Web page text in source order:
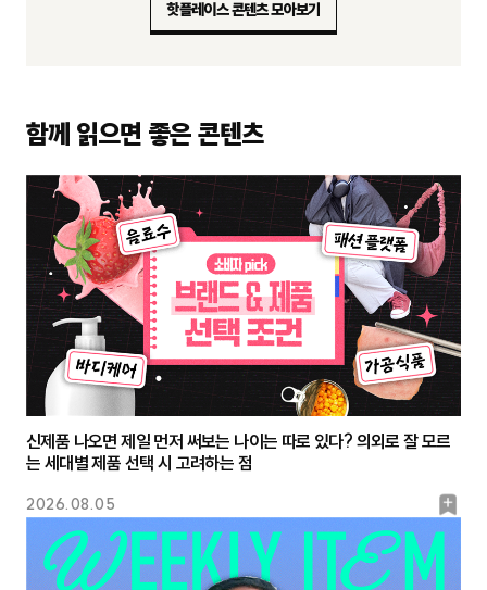
핫플레이스 콘텐츠 모아보기
함께 읽으면 좋은 콘텐츠
2026.08.05
북
마
크
신제품 나오면 제일 먼저 써보는 나이는 따로 있다? 의외로 잘 모르
는 세대별 제품 선택 시 고려하는 점